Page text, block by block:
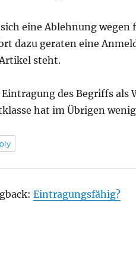
eine Ablehnung
dazu geraten eine
steht.
Eintragung des Begriffs
hat im Übrigen
Eintragungsfähig?